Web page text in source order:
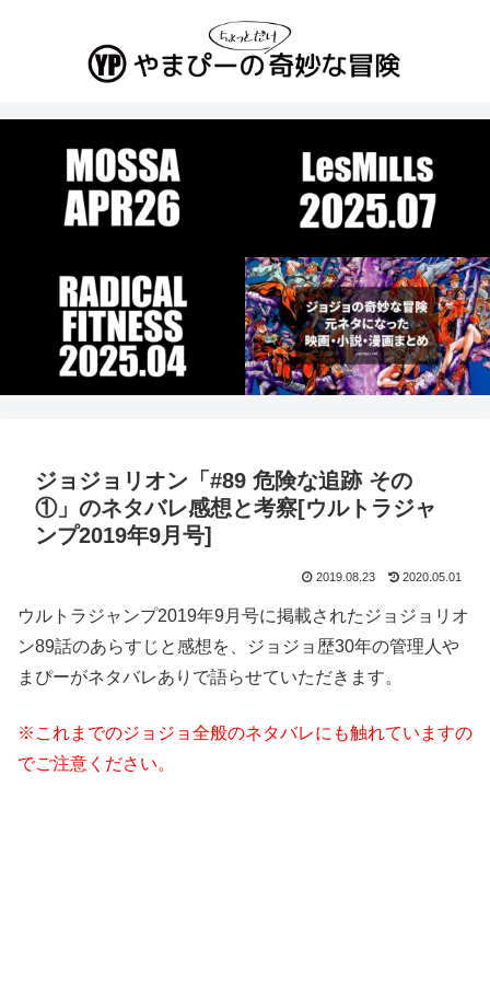
ジョジョリオン「#89 危険な追跡 その
①」のネタバレ感想と考察[ウルトラジャ
ンプ2019年9月号]
2019.08.23 2020.05.01
ウルトラジャンプ2019年9月号に掲載されたジョジョリオ
ン89話のあらすじと感想を、ジョジョ歴30年の管理人や
まぴーがネタバレありで語らせていただきます。
※これまでのジョジョ全般のネタバレにも触れていますの
でご注意ください。